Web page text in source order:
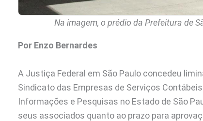
Na imagem, o prédio da Prefeitura de
Por Enzo Bernardes
A Justiça Federal em São Paulo concedeu
Sindicato das Empresas de Serviços
Informações e Pesquisas no Estado de São
seus associados quanto ao prazo para